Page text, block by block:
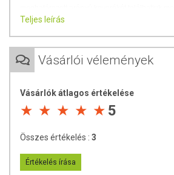
Teljes leírás
Vásárlói vélemények
Vásárlók átlagos értékelése
5
Összes értékelés : 3
Értékelés írása